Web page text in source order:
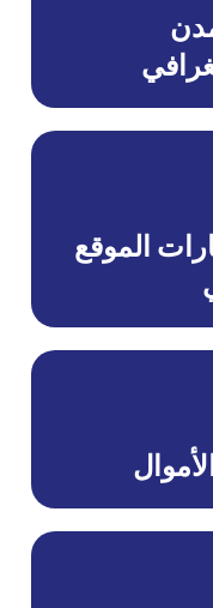
الموقع